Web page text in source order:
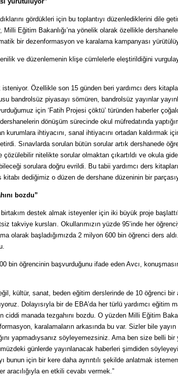
gördükleri için bu toplantıyı düzenlediklerini dile
Eğitim Bakanlığı’na yönelik olarak özellikle
bir dezenformasyon ve karalama kampanyası
ve düzenlemenin klişe cümlelerle eleştirildiğini
Özellikle son 15 günden beri yardımcı ders
bandrolsüz piyasayı sömüren, bandrolsüz yayınlar
için ‘Fatih Projesi çöktü’ türünden haberler
dönüşüm sürecinde okul müfredatında
kurumlara ihtiyacını, sanal ihtiyacını ortadan kaldırmak
Sınavlarda sorulan bütün sorular artık dershanede
nitelikte sorular olmaktan çıkartıldı ve okula
sorulara doğru evrildi. Bu tabii yardımcı ders
kitabı dediğimiz o düzen de dershane düzeninin bir
bozdu”
destek almak isteyenler için iki büyük proje
takviye kursları. Okullarımızın yüzde 95’inde her
olarak başladığımızda 2 milyon 600 bin öğrenci ders
bin öğrencinin başvurduğunu ifade eden Avcı,
kültür, sanat, beden eğitim derslerinde de 10 öğrenci bir
Dolayısıyla bir de EBA’da her türlü yardımcı eğitim
manada tezgahını bozdu. O yüzden Milli Eğitim
karalamaların arkasında bu var. Sizler bile yayın
yapmadıysanız söyleyemezsiniz. Ama ben size belli bir
günlerde yayınlanacak haberleri şimdiden
bunun için bir kere daha ayrıntılı şekilde anlatmak
aracılığıyla en etkili cevabı vermek.”